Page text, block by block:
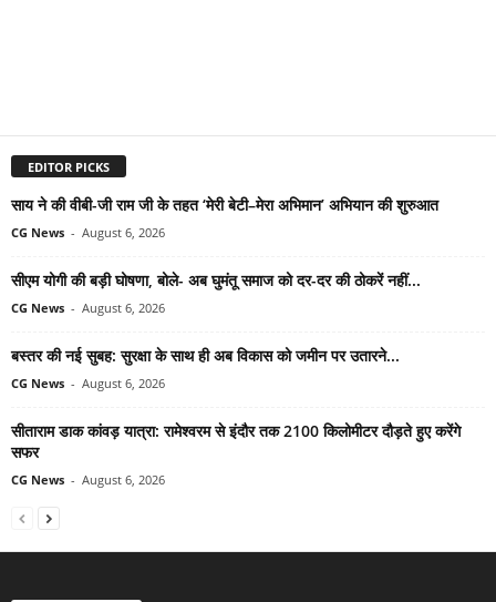
EDITOR PICKS
साय ने की वीबी-जी राम जी के तहत ‘मेरी बेटी–मेरा अभिमान’ अभियान की शुरुआत
CG News - August 6, 2026
सीएम योगी की बड़ी घोषणा, बोले- अब घुमंतू समाज को दर-दर की ठोकरें नहीं...
CG News - August 6, 2026
बस्तर की नई सुबह: सुरक्षा के साथ ही अब विकास को जमीन पर उतारने...
CG News - August 6, 2026
सीताराम डाक कांवड़ यात्रा: रामेश्वरम से इंदौर तक 2100 किलोमीटर दौड़ते हुए करेंगे
सफर
CG News - August 6, 2026